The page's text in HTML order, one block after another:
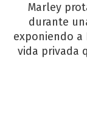
Marley
durante
exponiendo a
vida privada